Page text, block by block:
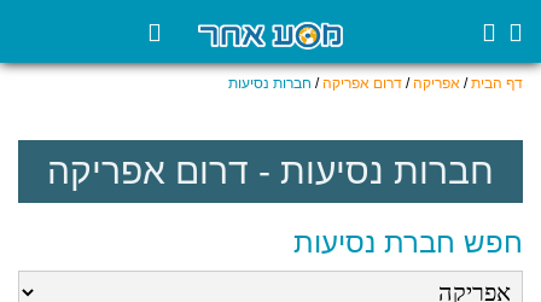
דף הבית/ אפריקה/ דרום אפריקה/ חברות נסיעות
חברות נסיעות - דרום אפריקה
חפש חברת נסיעות